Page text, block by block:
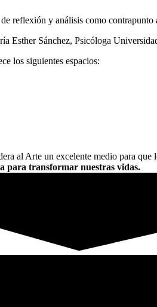
reflexión y análisis como
Esther Sánchez, Psicóloga
los siguientes espacios:
al Arte un excelente medio para
para transformar nuestras vidas.